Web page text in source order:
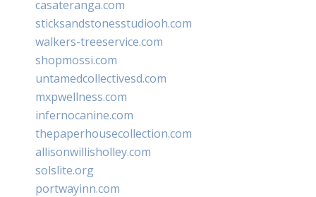
casateranga.com
sticksandstonesstudiooh.com
walkers-treeservice.com
shopmossi.com
untamedcollectivesd.com
mxpwellness.com
infernocanine.com
thepaperhousecollection.com
allisonwillisholley.com
solslite.org
portwayinn.com